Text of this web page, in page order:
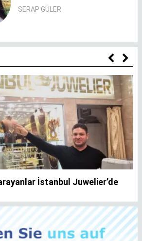
SERAP GÜLER
İstanbul Juwelier’de